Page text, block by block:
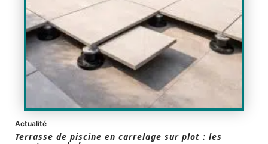
Actualité
Terrasse de piscine en carrelage sur plot : les